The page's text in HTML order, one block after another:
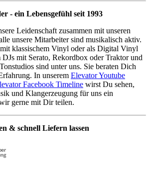
- ein Lebensgefühl seit 1993
Leidenschaft zusammen mit unseren
unsere Mitarbeiter sind musikalisch aktiv.
klassischem Vinyl oder als Digital Vinyl
mit Serato, Rekordbox oder Traktor und
sind unter uns. Sie beraten Dich
In unserem Elevator Youtube
Facebook Timeline wirst Du sehen,
und Klangerzeugung für uns ein
gerne mit Dir teilen.
& schnell Liefern lassen